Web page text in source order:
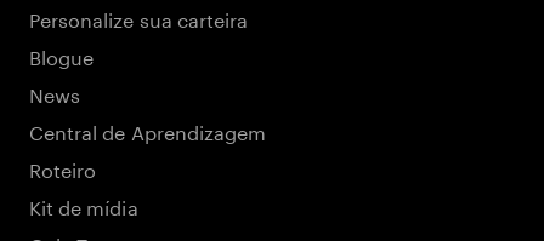
Personalize sua carteira
Blogue
News
Central de Aprendizagem
Roteiro
Kit de mídia